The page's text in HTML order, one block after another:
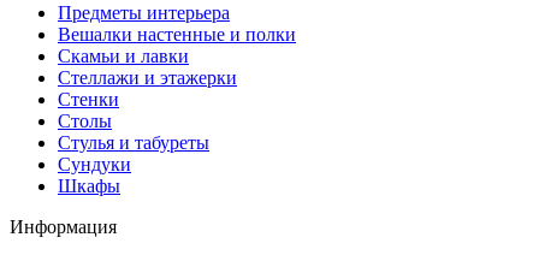
Предметы интерьера
Вешалки настенные и полки
Скамьи и лавки
Стеллажи и этажерки
Стенки
Столы
Стулья и табуреты
Сундуки
Шкафы
Информация